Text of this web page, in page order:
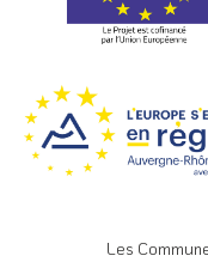
Les